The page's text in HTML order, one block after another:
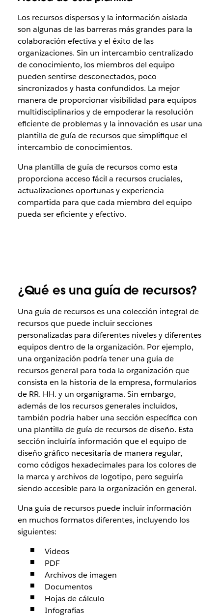
Los recursos dispersos y la información aislada
son algunas de las barreras más grandes para la
colaboración efectiva y el éxito de las
organizaciones. Sin un intercambio centralizado
de conocimiento, los miembros del equipo
pueden sentirse desconectados, poco
sincronizados y hasta confundidos. La mejor
manera de proporcionar visibilidad para equipos
multidisciplinarios y de empoderar la resolución
eficiente de problemas y la innovación es usar una
plantilla de guía de recursos que simplifique el
intercambio de conocimientos.
Una plantilla de guía de recursos como esta
proporciona acceso fácil a recursos cruciales,
actualizaciones oportunas y experiencia
compartida para que cada miembro del equipo
pueda ser eficiente y efectivo.
¿Qué es una guía de recursos?
Una guía de recursos es una colección integral de
recursos que puede incluir secciones
personalizadas para diferentes niveles y diferentes
equipos dentro de la organización. Por ejemplo,
una organización podría tener una guía de
recursos general para toda la organización que
consista en la historia de la empresa, formularios
de RR. HH. y un organigrama. Sin embargo,
además de los recursos generales incluidos,
también podría haber una sección específica con
una plantilla de guía de recursos de diseño. Esta
sección incluiría información que el equipo de
diseño gráfico necesitaría de manera regular,
como códigos hexadecimales para los colores de
la marca y archivos de logotipo, pero seguiría
siendo accesible para la organización en general.
Una guía de recursos puede incluir información
en muchos formatos diferentes, incluyendo los
siguientes:
Videos
PDF
Archivos de imagen
Documentos
Hojas de cálculo
Infografías